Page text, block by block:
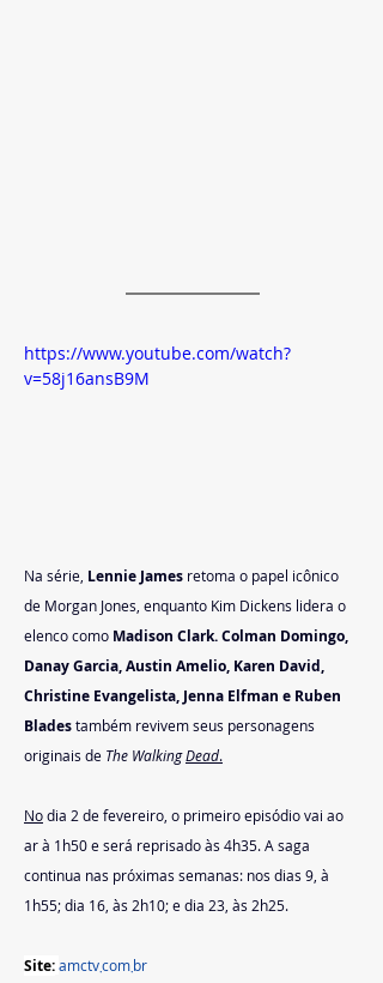
https://www.youtube.com/watch?
v=58j16ansB9M
Na série, Lennie James retoma o papel icônico
de Morgan Jones, enquanto Kim Dickens lidera o
elenco como Madison Clark. Colman Domingo,
Danay Garcia, Austin Amelio, Karen David,
Christine Evangelista, Jenna Elfman e Ruben
Blades também revivem seus personagens
originais de The Walking Dead.
No dia 2 de fevereiro, o primeiro episódio vai ao
ar à 1h50 e será reprisado às 4h35. A saga
continua nas próximas semanas: nos dias 9, à
1h55; dia 16, às 2h10; e dia 23, às 2h25.
Site: amctv܂com܂br